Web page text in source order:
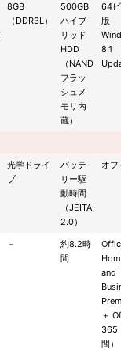
8GB
（DDR3L）
500GB
ハイブ
リッド
HDD
（NAND
フラッ
シュメ
モリ内
蔵）
64
版
8.1
光学ドライ
ブ
バッテ
リー駆
動時間
（JEITA
2.0）
オフ
－
約8.2時
間
and
＋
365
間）